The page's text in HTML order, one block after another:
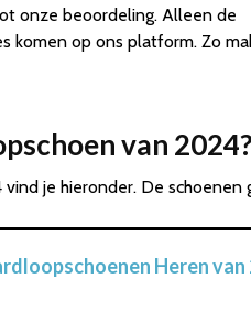
onze beoordeling. Alleen de
komen op ons platform. Zo
van 2024?
je hieronder. De
Heren van